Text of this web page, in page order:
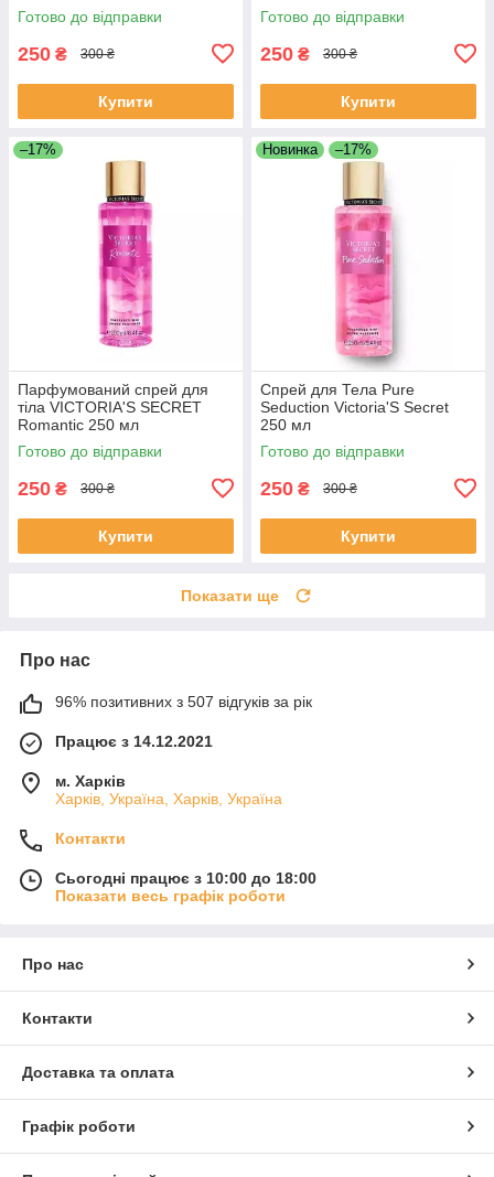
Готово до відправки
250 ₴ 300 ₴
Купити
Готово до відправки
250 ₴ 300 ₴
Купити
–17%
Парфумований спрей для
тіла VICTORIA'S SECRET
Romantic 250 мл
Готово до відправки
250 ₴ 300 ₴
Купити
Новинка –17%
Спрей для Тела Pure
Seduction Victoria'S Secret
250 мл
Готово до відправки
250 ₴ 300 ₴
Купити
Показати ще
Про нас
96% позитивних з 507 відгуків за рік
Працює з 14.12.2021
м. Харків
Харків, Україна, Харків, Україна
Контакти
Сьогодні працює з 10:00 до 18:00
Показати весь графік роботи
Про нас
Контакти
Доставка та оплата
Графік роботи